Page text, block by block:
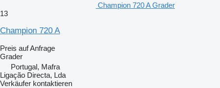
Champion 720 A Grader
13
Champion 720 A
Preis auf Anfrage
Grader
Portugal, Mafra
Ligação Directa, Lda
Verkäufer kontaktieren